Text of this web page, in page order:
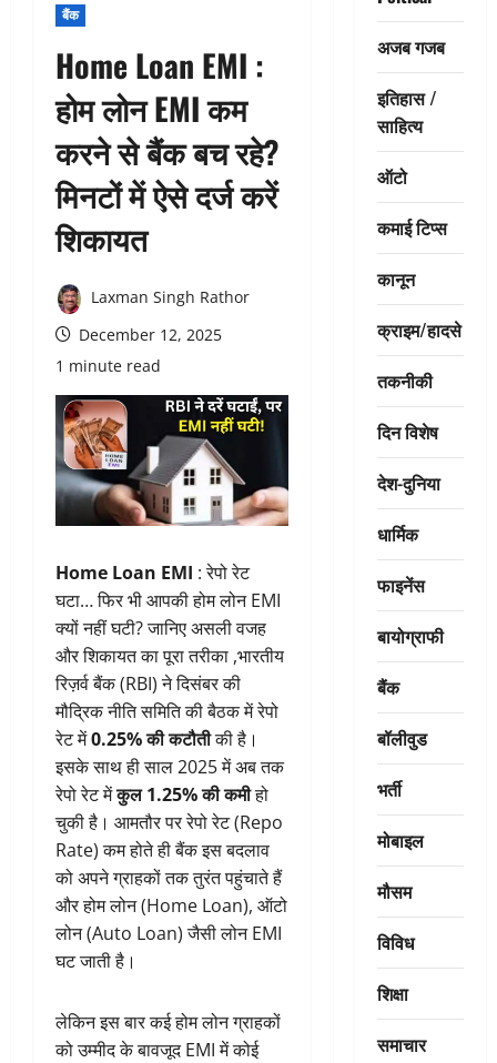
बैंक
Home Loan EMI :
होम लोन EMI कम
करने से बैंक बच रहे?
मिनटों में ऐसे दर्ज करें
शिकायत
Laxman Singh Rathor
December 12, 2025
1 minute read
Home Loan EMI : रेपो रेट
घटा… फिर भी आपकी होम लोन EMI
क्यों नहीं घटी? जानिए असली वजह
और शिकायत का पूरा तरीका ,भारतीय
रिज़र्व बैंक (RBI) ने दिसंबर की
मौद्रिक नीति समिति की बैठक में रेपो
रेट में0.25% की कटौतीकी है।
इसके साथ ही साल 2025 में अब तक
रेपो रेट मेंकुल 1.25% की कमीहो
चुकी है। आमतौर पर रेपो रेट (Repo
Rate) कम होते ही बैंक इस बदलाव
को अपने ग्राहकों तक तुरंत पहुंचाते हैं
और होम लोन (Home Loan), ऑटो
लोन (Auto Loan) जैसी लोन EMI
घट जाती है।
लेकिन इस बार कई होम लोन ग्राहकों
को उम्मीद के बावजूद EMI में कोई
अजब गजब
इतिहास /
साहित्य
ऑटो
कमाई टिप्स
कानून
क्राइम/हादसे
तकनीकी
दिन विशेष
देश-दुनिया
धार्मिक
फाइनेंस
बायोग्राफी
बैंक
बॉलीवुड
भर्ती
मोबाइल
मौसम
विविध
शिक्षा
समाचार